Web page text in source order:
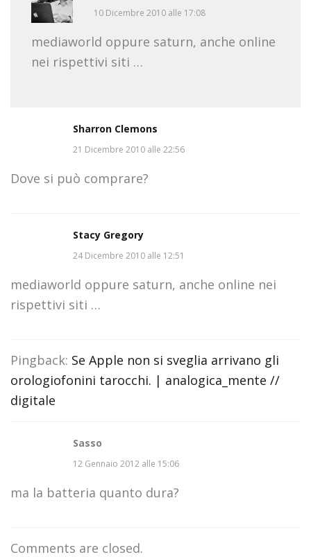
10 Dicembre 2010 alle 17:08
mediaworld oppure saturn, anche online
nei rispettivi siti …
Sharron Clemons
21 Dicembre 2010 alle 22:56
Dove si può comprare?
Stacy Gregory
24 Dicembre 2010 alle 12:51
mediaworld oppure saturn, anche online nei
rispettivi siti …
Pingback: Se Apple non si sveglia arrivano gli
orologiofonini tarocchi. | analogica_mente //
digitale
Sasso
12 Gennaio 2012 alle 15:06
ma la batteria quanto dura?
Comments are closed.